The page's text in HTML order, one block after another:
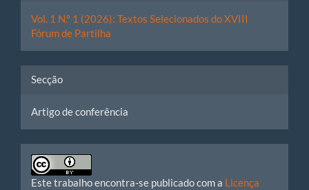
Vol. 1 N.º 1 (2026): Textos Selecionados do XVIII
Fórum de Partilha
Secção
Artigo de conferência
Este trabalho encontra-se publicado com a Licença